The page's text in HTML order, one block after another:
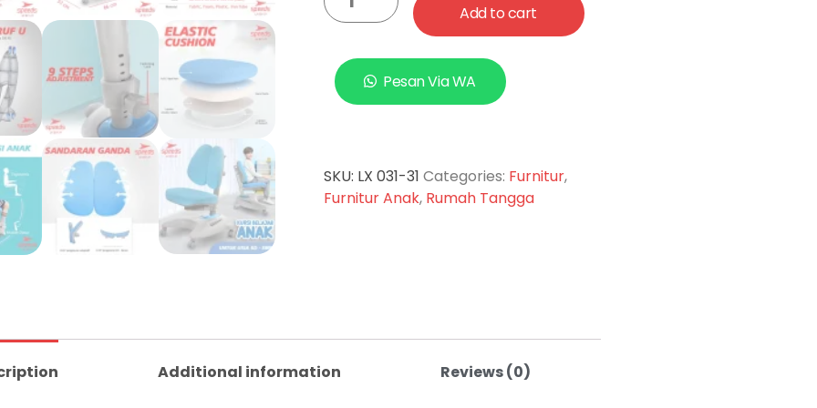
Add to cart
Pesan Via WA
SKU: LX 031-31 Categories: Furnitur,
Furnitur Anak, Rumah Tangga
Additional information Reviews (0)